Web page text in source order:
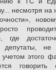
несмотря
где
депутаты,
учетом этого